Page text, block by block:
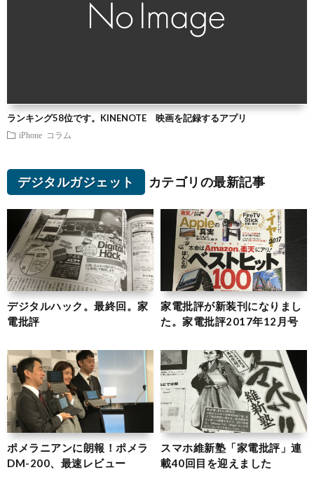
ランキング58位です。KINENOTE 映画を記録するアプリ
iPhone コラム
デジタルガジェット カテゴリの最新記事
デジタルハック。最終回。家
電批評
家電批評が新装刊になりまし
た。家電批評2017年12月号
ポメラニアンに朗報！ポメラ
DM-200、最速レビュー
スマホ維新塾「家電批評」連
載40回目を迎えました